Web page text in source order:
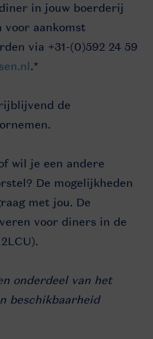
in jouw boerderij
aankomst
via +31-(0)592 24 59
.*
de
wil je een andere
De mogelijkheden
met jou. De
voor diners in de
onderdeel van het
beschikbaarheid